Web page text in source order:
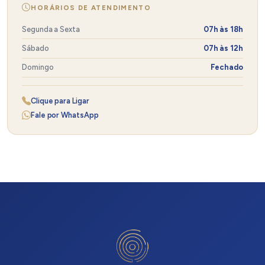
Tratamento Endodôntico
Tratamento Halitose
Tratamento Odontológico com Laser
Tratamento Ortodôntico
Tratamento para Bruxismo
HORÁRIOS DE ATENDIMENTO
Segunda a Sexta 07h às 18h
Sábado 07h às 12h
Domingo Fechado
Clique para Ligar
Fale por WhatsApp